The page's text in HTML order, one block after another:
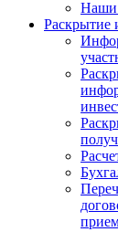
Наши
Раскрытие